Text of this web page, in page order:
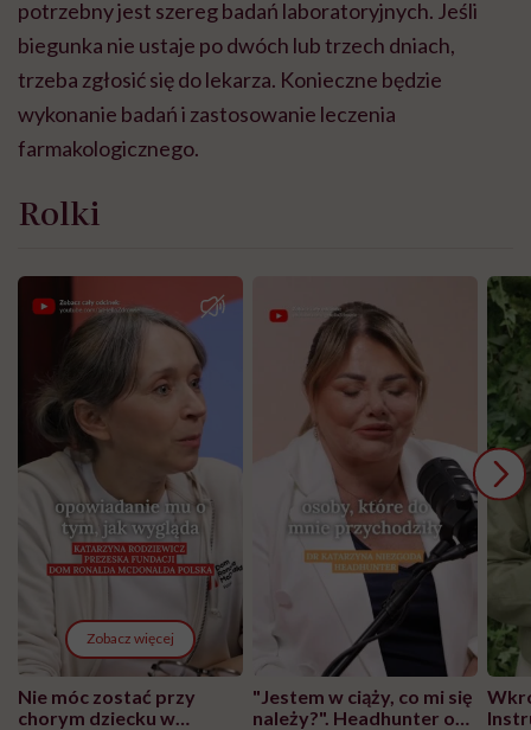
potrzebny jest szereg badań laboratoryjnych. Jeśli
biegunka nie ustaje po dwóch lub trzech dniach,
trzeba zgłosić się do lekarza. Konieczne będzie
wykonanie badań i zastosowanie leczenia
farmakologicznego.
Rolki
Zobacz więcej
Nie móc zostać przy
chorym dziecku w
"Jestem w ciąży, co mi się
należy?". Headhunter o